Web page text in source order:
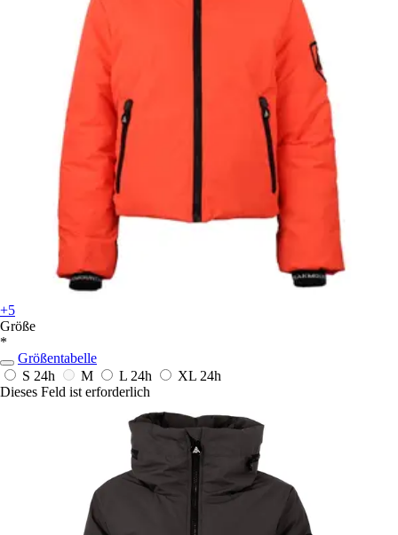
+5
Größe
*
Größentabelle
S 24h M L 24h XL 24h
Dieses Feld ist erforderlich